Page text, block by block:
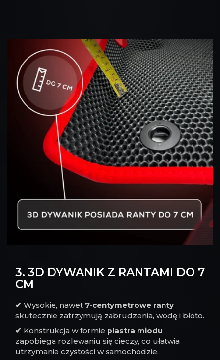
3. 3D DYWANIK Z RANTAMI DO 7
CM
✔ Wysokie, nawet 7-centymetrowe ranty
skutecznie zatrzymują zabrudzenia, wodę i błoto.
✔ Konstrukcja w formie plastra miodu
zapobiega rozlewaniu się cieczy, co ułatwia
utrzymanie czystości w samochodzie.